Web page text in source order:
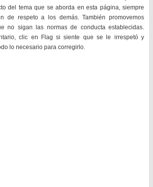
del tema que se aborda en esta página, siempre
de respeto a los demás. También promovemos
no sigan las normas de conducta establecidas.
clic en Flag si siente que se le irrespetó y
lo necesario para corregirlo.